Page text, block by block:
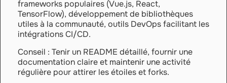
frameworks populaires (Vue.js, React,
TensorFlow), développement de bibliothèques
utiles à la communauté, outils DevOps facilitant les
intégrations CI/CD.
Conseil : Tenir un README détaillé, fournir une
documentation claire et maintenir une activité
régulière pour attirer les étoiles et forks.